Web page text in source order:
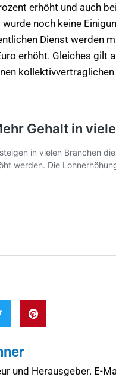
erhöht und auch
noch keine
Dienst werden
erhöht. Gleiches gilt
und Herausgeber. E-